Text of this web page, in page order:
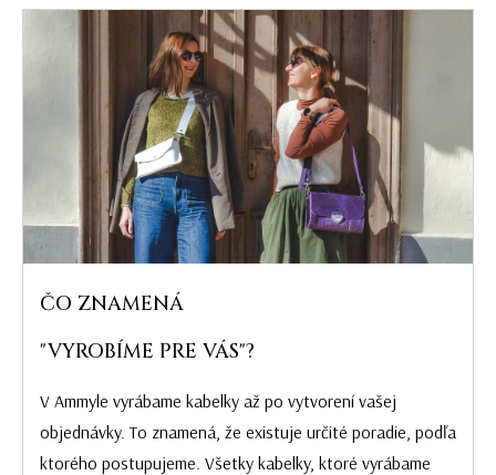
ČO ZNAMENÁ
"VYROBÍME PRE VÁS"?
V Ammyle vyrábame kabelky až po vytvorení vašej
objednávky. To znamená, že existuje určité poradie, podľa
ktorého postupujeme. Všetky kabelky, ktoré vyrábame